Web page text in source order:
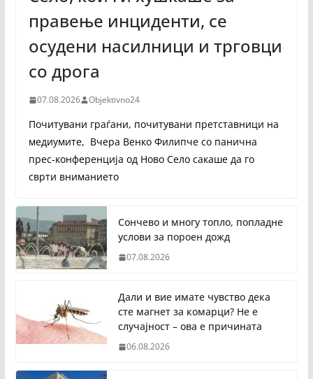
правење инциденти, се
осудени насилници и трговци
со дрога
07.08.2026 Objektivno24
Почитувани граѓани, почитувани претставници на
медиумите, Вчера Венко Филипче со панична
прес-конференција од Ново Село сакаше да го
сврти вниманието
Сончево и многу топло, попладне
услови за пороен дожд
07.08.2026
Дали и вие имате чувство дека
сте магнет за комарци? Не е
случајност – ова е причината
06.08.2026